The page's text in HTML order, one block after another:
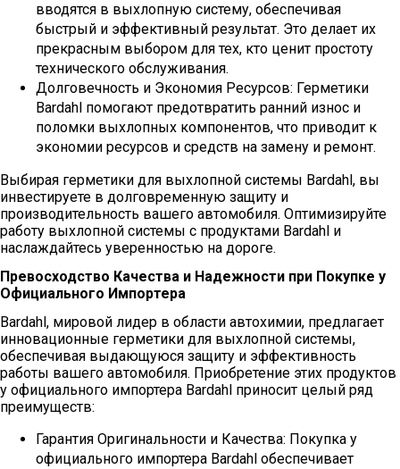
вводятся в выхлопную систему, обеспечивая
быстрый и эффективный результат. Это делает их
прекрасным выбором для тех, кто ценит простоту
технического обслуживания.
Долговечность и Экономия Ресурсов: Герметики
Bardahl помогают предотвратить ранний износ и
поломки выхлопных компонентов, что приводит к
экономии ресурсов и средств на замену и ремонт.
Выбирая герметики для выхлопной системы Bardahl, вы
инвестируете в долговременную защиту и
производительность вашего автомобиля. Оптимизируйте
работу выхлопной системы с продуктами Bardahl и
наслаждайтесь уверенностью на дороге.
Превосходство Качества и Надежности при Покупке у
Официального Импортера
Bardahl, мировой лидер в области автохимии, предлагает
инновационные герметики для выхлопной системы,
обеспечивая выдающуюся защиту и эффективность
работы вашего автомобиля. Приобретение этих продуктов
у официального импортера Bardahl приносит целый ряд
преимуществ:
Гарантия Оригинальности и Качества: Покупка у
официального импортера Bardahl обеспечивает